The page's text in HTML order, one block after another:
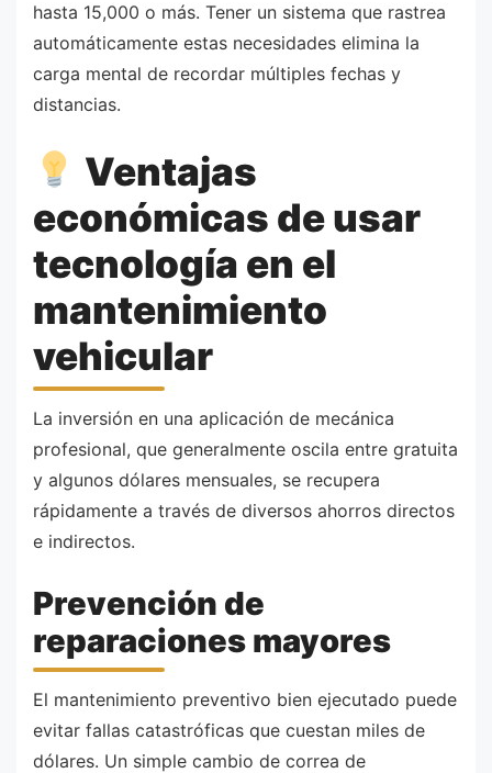
hasta 15,000 o más. Tener un sistema que rastrea
automáticamente estas necesidades elimina la
carga mental de recordar múltiples fechas y
distancias.
Ventajas
económicas de usar
tecnología en el
mantenimiento
vehicular
La inversión en una aplicación de mecánica
profesional, que generalmente oscila entre gratuita
y algunos dólares mensuales, se recupera
rápidamente a través de diversos ahorros directos
e indirectos.
Prevención de
reparaciones mayores
El mantenimiento preventivo bien ejecutado puede
evitar fallas catastróficas que cuestan miles de
dólares. Un simple cambio de correa de